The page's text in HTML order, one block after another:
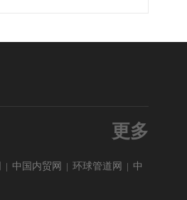
更多
| 中国内贸网 | 环球管道网 | 中